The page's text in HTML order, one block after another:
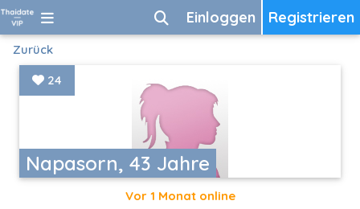
Registrieren
Einloggen
Zurück
Napasorn, 43 Jahre
24
Vor 1 Monat online